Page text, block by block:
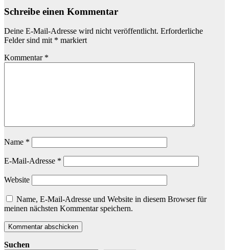
Schreibe einen Kommentar
Deine E-Mail-Adresse wird nicht veröffentlicht. Erforderliche
Felder sind mit * markiert
Kommentar *
Name *
E-Mail-Adresse *
Website
Name, E-Mail-Adresse und Website in diesem Browser für
meinen nächsten Kommentar speichern.
Suchen